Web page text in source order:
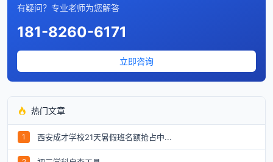
有疑问？专业老师为您解答
181-8260-6171
立即咨询
热门文章
1 西安成才学校21天暑假班名额抢占中...